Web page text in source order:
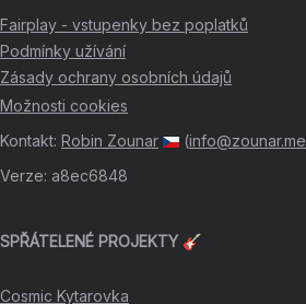
Fairplay - vstupenky bez poplatků
Podmínky užívání
Zásady ochrany osobních údajů
Možnosti cookies
Kontakt: Robin Zounar (info@zounar.me
Verze: a8ec6848
SPŘÁTELENÉ PROJEKTY 🎸
Cosmic Kytarovka